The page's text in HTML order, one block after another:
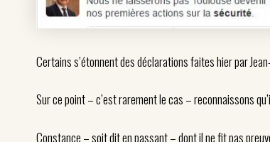
Certains s’étonnent des déclarations faites hier par
Sur ce point – c’est rarement le cas – reconnaissons
Constance – soit dit en passant – dont il ne fit pas